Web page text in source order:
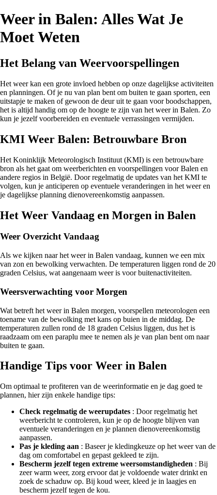
Weer in Balen: Alles Wat Je
Moet Weten
Het Belang van Weervoorspellingen
Het weer kan een grote invloed hebben op onze dagelijkse activiteiten
en planningen. Of je nu van plan bent om buiten te gaan sporten, een
uitstapje te maken of gewoon de deur uit te gaan voor boodschappen,
het is altijd handig om op de hoogte te zijn van het weer in Balen. Zo
kun je jezelf voorbereiden en eventuele verrassingen vermijden.
KMI Weer Balen: Betrouwbare Bron
Het Koninklijk Meteorologisch Instituut (KMI) is een betrouwbare
bron als het gaat om weerberichten en voorspellingen voor Balen en
andere regios in België. Door regelmatig de updates van het KMI te
volgen, kun je anticiperen op eventuele veranderingen in het weer en
je dagelijkse planning dienovereenkomstig aanpassen.
Het Weer Vandaag en Morgen in Balen
Weer Overzicht Vandaag
Als we kijken naar het weer in Balen vandaag, kunnen we een mix
van zon en bewolking verwachten. De temperaturen liggen rond de 20
graden Celsius, wat aangenaam weer is voor buitenactiviteiten.
Weersverwachting voor Morgen
Wat betreft het weer in Balen morgen, voorspellen meteorologen een
toename van de bewolking met kans op buien in de middag. De
temperaturen zullen rond de 18 graden Celsius liggen, dus het is
raadzaam om een paraplu mee te nemen als je van plan bent om naar
buiten te gaan.
Handige Tips voor Weer in Balen
Om optimaal te profiteren van de weerinformatie en je dag goed te
plannen, hier zijn enkele handige tips:
Check regelmatig de weerupdates : Door regelmatig het
weerbericht te controleren, kun je op de hoogte blijven van
eventuele veranderingen en je plannen dienovereenkomstig
aanpassen.
Pas je kleding aan : Baseer je kledingkeuze op het weer van de
dag om comfortabel en gepast gekleed te zijn.
Bescherm jezelf tegen extreme weersomstandigheden : Bij
zeer warm weer, zorg ervoor dat je voldoende water drinkt en
zoek de schaduw op. Bij koud weer, kleed je in laagjes en
bescherm jezelf tegen de kou.